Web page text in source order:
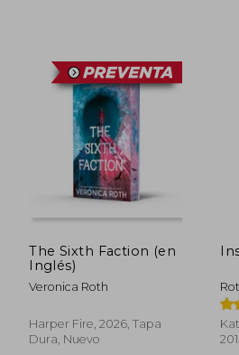
The Sixth Faction (en
Inglés)
Veronica Roth
Harper Fire, 2026, Tapa
Dura, Nuevo